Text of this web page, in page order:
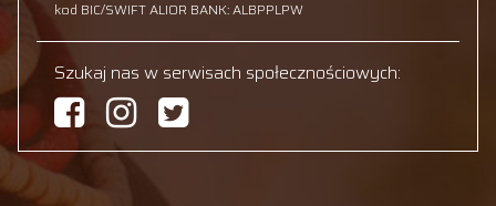
kod BIC/SWIFT ALIOR BANK: ALBPPLPW
Szukaj nas w serwisach społecznościowych: